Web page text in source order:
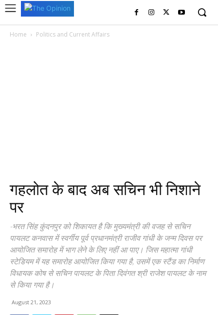
Home Politics and Current Affairs
गहलोत के बाद अब सचिन भी निशाने
पर
-भरत सिंह कुंदनपुर को शिकायत है कि मुख्यमंत्री की वजह से सचिन
पायलट कनवास में स्वर्गीय पूर्व प्रधानमंत्री राजीव गांधी के जन्म दिवस पर
आयोजित समारोह में भाग लेने के लिए नहीं आ पाए। जिस महात्मा गांधी
स्टेडियम में यह समारोह आयोजित किया गया है, उसमें एक स्टैंड का निर्माण
विधायक कोष से सचिन पायलट के पिता दिवंगत श्री राजेश पायलट के नाम
से किया गया है।
August 21, 2023